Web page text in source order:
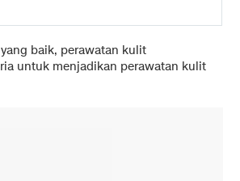
baik, perawatan kulit
untuk menjadikan perawatan kulit